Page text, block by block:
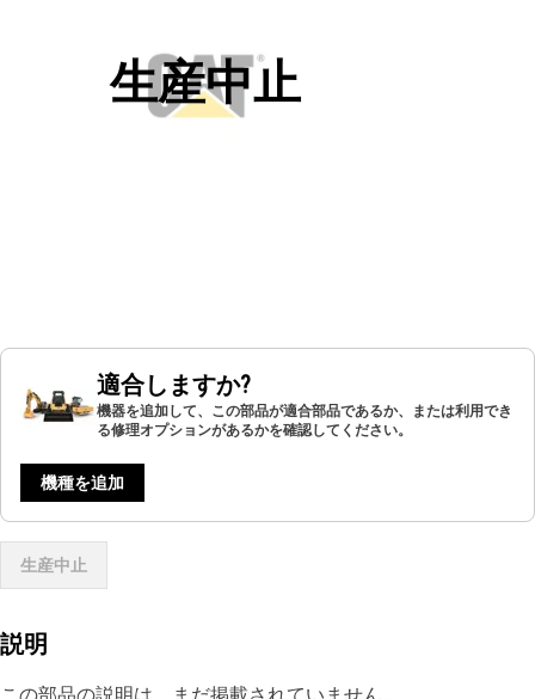
生産中止
適合しますか?
機器を追加して、この部品が適合部品であるか、または利用でき
る修理オプションがあるかを確認してください。
機種を追加
生産中止
説明